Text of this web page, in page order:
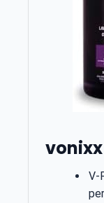
vonixx
V-